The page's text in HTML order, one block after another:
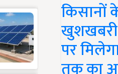
किसानों
खुशखबरी!
पर